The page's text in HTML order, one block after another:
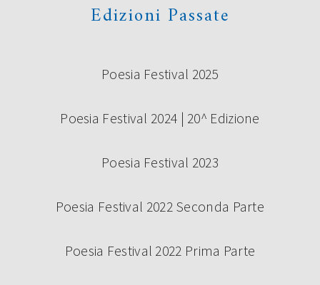
Edizioni Passate
Poesia Festival 2025
Poesia Festival 2024 | 20^ Edizione
Poesia Festival 2023
Poesia Festival 2022 Seconda Parte
Poesia Festival 2022 Prima Parte